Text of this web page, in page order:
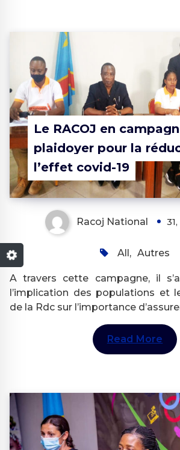
Le RACOJ en
plaidoyer pour la
l’effet covid-19
Racoj National
All, Autres
A travers cette campagne, il
l’implication des populations et
de la Rdc sur l’importance
Read More